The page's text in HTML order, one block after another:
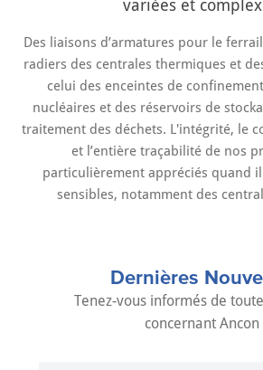
variées et
Des liaisons d’armatures pour le
radiers des centrales thermiques et
celui des enceintes de
nucléaires et des réservoirs de
traitement des déchets. L'intégrité, le
et l’entière traçabilité de nos
particulièrement appréciés quand
sensibles, notamment des
Dernières
Tenez-vous informés de
concernant Ancon